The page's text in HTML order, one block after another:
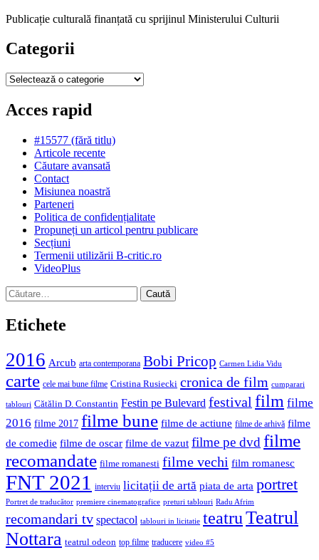
Publicație culturală finanțată cu sprijinul Ministerului Culturii
Categorii
Categorii
Acces rapid
#15577 (fără titlu)
Articole recente
Căutare avansată
Contact
Misiunea noastră
Parteneri
Politica de confidențialitate
Propuneți un articol pentru publicare
Secțiuni
Termenii utilizării B-critic.ro
VideoPlus
Caută
după:
Etichete
2016 Arcub arta contemporana Bobi Pricop Carmen Lidia Vidu
carte cele mai bune filme Cristina Rusiecki cronica de film cumparari
tablouri Cătălin D. Constantin Festin pe Bulevard festival film filme
2016 filme 2017 filme bune filme de actiune filme de arhivă filme
de comedie filme de oscar filme de vazut filme pe dvd filme
recomandate filme romanesti filme vechi film romanesc
FNT 2021 interviu licitații de artă piata de arta portret
Portret de traducător premiere cinematografice preturi tablouri Radu Afrim
recomandari tv spectacol tablouri in licitatie teatruTeatrul
Nottara teatrul odeon top filme traducere video #5